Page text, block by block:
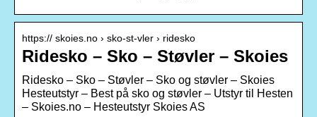
https:// skoies.no › sko-st-vler › ridesko
Ridesko – Sko – Støvler – Skoies
Ridesko – Sko – Støvler – Sko og støvler – Skoies
Hesteutstyr – Best på sko og støvler – Utstyr til Hesten
– Skoies.no – Hesteutstyr Skoies AS